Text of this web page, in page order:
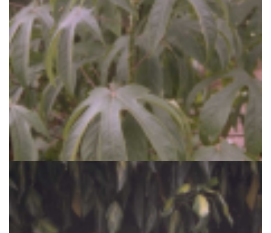
Kalopanax
Kalopanax septemlobus var. maximowiczii